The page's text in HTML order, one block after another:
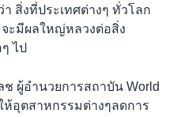
สิ่งที่ประเทศต่างๆ ทั่วโลก
ะมีผลใหญ่หลวงต่อสิ่ง
ไป
ผู้อำนวยการสถาบัน World
ห้อุตสาหกรรมต่างๆลดการ